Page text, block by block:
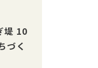
堤 10
づく